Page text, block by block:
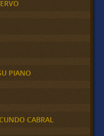
PIANO
CABRAL